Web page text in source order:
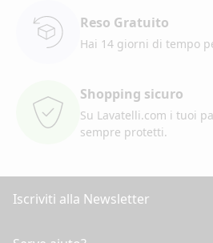
Reso Gratuito
Hai 14 giorni di tempo
Shopping sicuro
Su Lavatelli.com i tuoi
sempre protetti.
Iscriviti alla Newsletter